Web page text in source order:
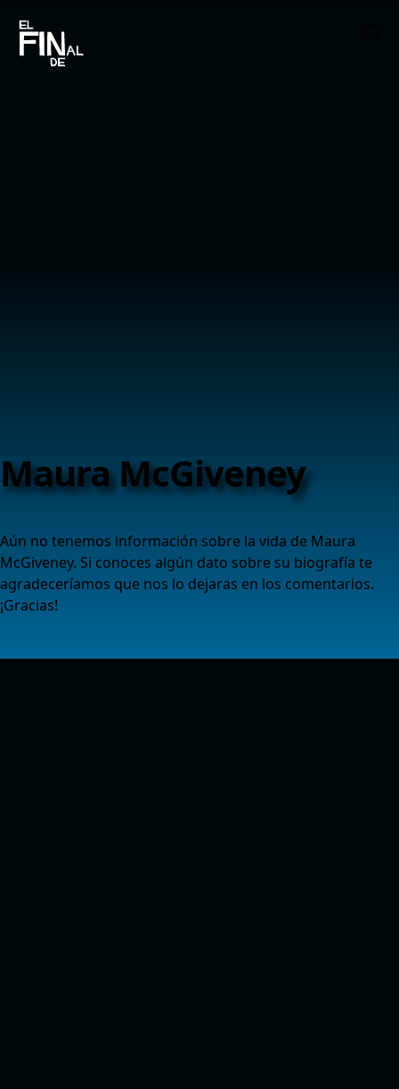
Maura McGiveney
Aún no tenemos información sobre la vida de Maura
McGiveney. Si conoces algún dato sobre su biografía te
agradeceríamos que nos lo dejaras en los comentarios.
¡Gracias!